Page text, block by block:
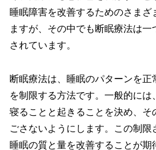
睡眠障害を改善するためのさまざ
ますが、その中でも断眠療法は一
されています。
断眠療法は、睡眠のパターンを正
を制限する方法です。一般的には
寝ることと起きることを決め、そ
ごさないようにします。この制限
睡眠の質と量を改善することが期